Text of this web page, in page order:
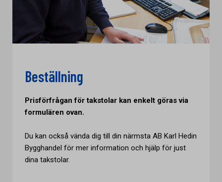
Beställning
Prisförfrågan för takstolar kan enkelt göras via
formulären ovan.
Du kan också vända dig till din närmsta AB Karl Hedin
Bygghandel för mer information och hjälp för just
dina takstolar.